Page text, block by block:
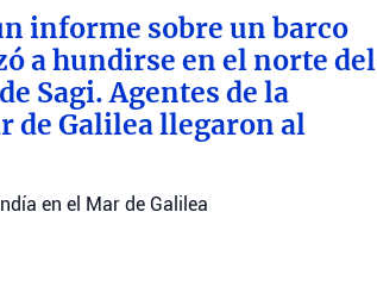
informe sobre un barco
a hundirse en el norte del
Sagi. Agentes de la
de Galilea llegaron al
en el Mar de Galilea